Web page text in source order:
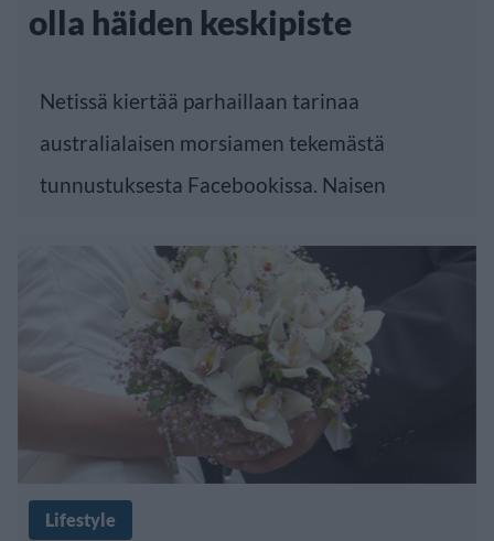
olla häiden keskipiste
Netissä kiertää parhaillaan tarinaa
australialaisen morsiamen tekemästä
tunnustuksesta Facebookissa. Naisen
Lifestyle